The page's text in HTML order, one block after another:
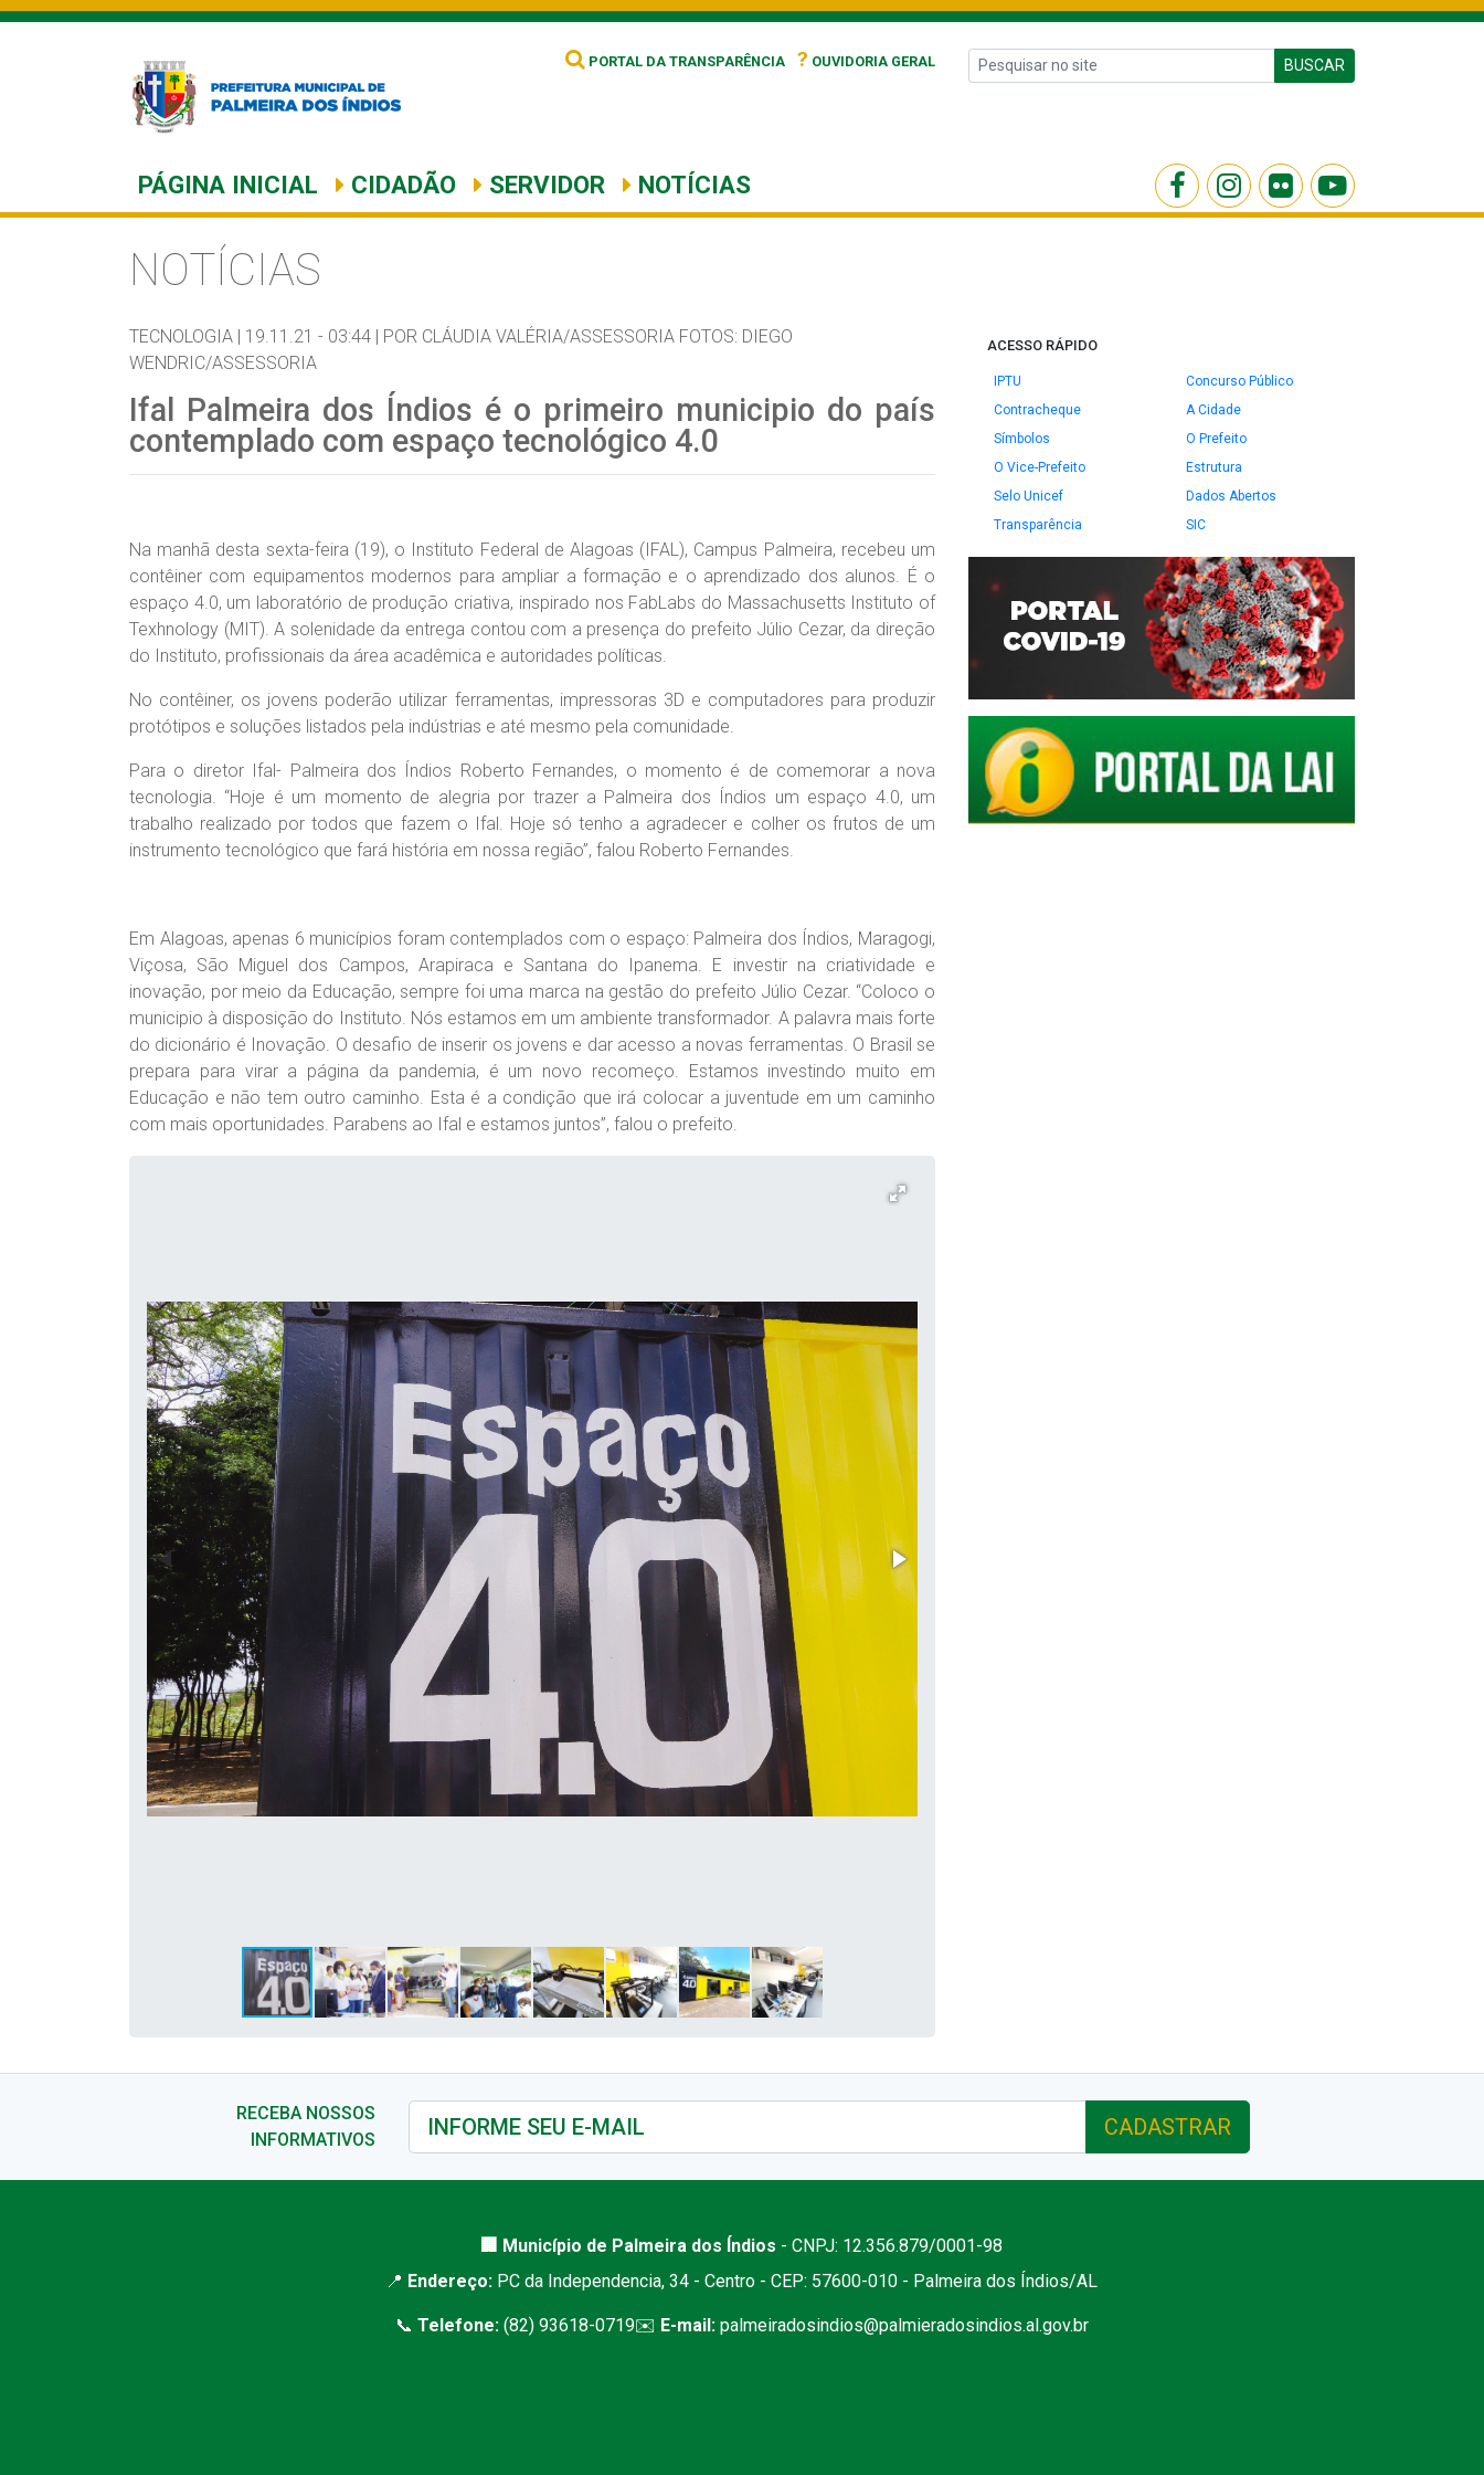
PORTAL DA TRANSPARÊNCIA ? OUVIDORIA GERAL BUSCAR
PÁGINA INICIAL CIDADÃO SERVIDOR NOTÍCIAS
NOTÍCIAS
TECNOLOGIA | 19.11.21 - 03:44 | POR CLÁUDIA VALÉRIA/ASSESSORIA FOTOS: DIEGO
WENDRIC/ASSESSORIA
Ifal Palmeira dos Índios é o primeiro municipio do país
contemplado com espaço tecnológico 4.0
Na manhã desta sexta-feira (19), o Instituto Federal de Alagoas (IFAL), Campus Palmeira, recebeu um
contêiner com equipamentos modernos para ampliar a formação e o aprendizado dos alunos. É o
espaço 4.0, um laboratório de produção criativa, inspirado nos FabLabs do Massachusetts Instituto of
Texhnology (MIT). A solenidade da entrega contou com a presença do prefeito Júlio Cezar, da direção
do Instituto, profissionais da área acadêmica e autoridades políticas.
No contêiner, os jovens poderão utilizar ferramentas, impressoras 3D e computadores para produzir
protótipos e soluções listados pela indústrias e até mesmo pela comunidade.
Para o diretor Ifal- Palmeira dos Índios Roberto Fernandes, o momento é de comemorar a nova
tecnologia. “Hoje é um momento de alegria por trazer a Palmeira dos Índios um espaço 4.0, um
trabalho realizado por todos que fazem o Ifal. Hoje só tenho a agradecer e colher os frutos de um
instrumento tecnológico que fará história em nossa região”, falou Roberto Fernandes.
Em Alagoas, apenas 6 municípios foram contemplados com o espaço: Palmeira dos Índios, Maragogi,
Viçosa, São Miguel dos Campos, Arapiraca e Santana do Ipanema. E investir na criatividade e
inovação, por meio da Educação, sempre foi uma marca na gestão do prefeito Júlio Cezar. “Coloco o
municipio à disposição do Instituto. Nós estamos em um ambiente transformador. A palavra mais forte
do dicionário é Inovação. O desafio de inserir os jovens e dar acesso a novas ferramentas. O Brasil se
prepara para virar a página da pandemia, é um novo recomeço. Estamos investindo muito em
Educação e não tem outro caminho. Esta é a condição que irá colocar a juventude em um caminho
com mais oportunidades. Parabens ao Ifal e estamos juntos”, falou o prefeito.
ACESSO RÁPIDO
IPTU
Concurso Público
Contracheque
A Cidade
Símbolos
O Prefeito
O Vice-Prefeito
Estrutura
Selo Unicef
Dados Abertos
Transparência
SIC
RECEBA NOSSOS
INFORMATIVOS
CADASTRAR
🏢 Município de Palmeira dos Índios - CNPJ: 12.356.879/0001-98
📍 Endereço: PC da Independencia, 34 - Centro - CEP: 57600-010 - Palmeira dos Índios/AL
📞 Telefone:(82) 93618-0719✉️ E-mail: palmeiradosindios@palmieradosindios.al.gov.br